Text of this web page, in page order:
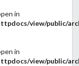
in
view/public/
in
view/public/